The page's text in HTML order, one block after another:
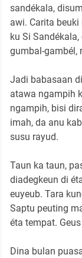
sandékala,
awi. Carita
ku Si
gumbal-gambél,
Jadi babasaan
atawa ngampih
ngampih, bisi
imah, da anu
susu rayud.
Taun ka taun,
diadegkeun di
euyeub. Tara
Saptu peuting
éta tempat.
Dina bulan